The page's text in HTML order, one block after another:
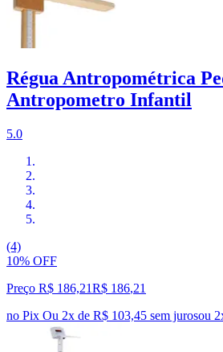
Régua Antropométrica
Antropometro Infantil
5.0
(4)
10% OFF
Preço R$ 186,21R$ 186,21
no Pix Ou 2x de R$ 103,45 sem jurosou 2